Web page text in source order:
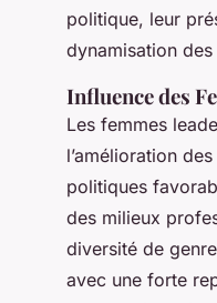
politique, leur
dynamisation
Influence des
Les femmes
l’amélioration
politiques
des milieux
diversité de
avec une forte